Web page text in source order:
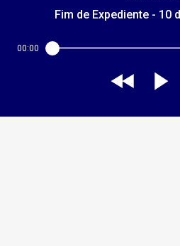
Fim de Expediente - 10
00:00